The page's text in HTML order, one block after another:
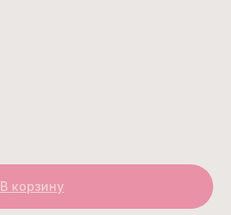
В корзину